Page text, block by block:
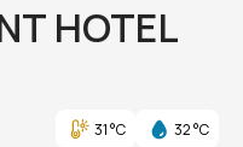
HOTEL
31 °C
32 °C